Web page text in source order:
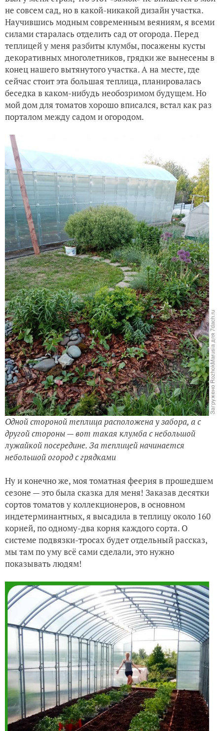
не совсем сад, но в какой-никакой дизайн участка.
Научившись модным современным веяниям, я всеми
силами старалась отделить сад от огорода. Перед
теплицей у меня разбиты клумбы, посажены кусты
декоративных многолетников, грядки же вынесены в
конец нашего вытянутого участка. А на месте, где
сейчас стоит эта большая теплица, планировалась
беседка в каком-нибудь необозримом будущем. Но
мой дом для томатов хорошо вписался, встал как раз
порталом между садом и огородом.
Одной стороной теплица расположена у забора, а с
другой стороны — вот такая клумба с небольшой
лужайкой посередине. За теплицей начинается
небольшой огород с грядками
Ну и конечно же, моя томатная феерия в прошедшем
сезоне — это была сказка для меня! Заказав десятки
сортов томатов у коллекционеров, в основном
индетерминантных, я высадила в теплицу около 160
корней, по одному-два корня каждого сорта. О
системе подвязки-тросах будет отдельный рассказ,
мы там по уму всё сами сделали, это нужно
показывать людям!